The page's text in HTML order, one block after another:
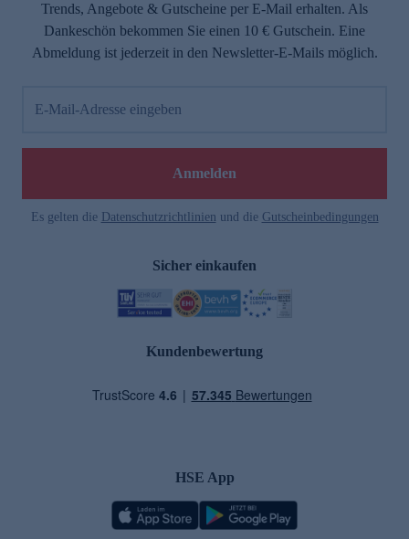
Trends, Angebote & Gutscheine per E-Mail erhalten. Als
Dankeschön bekommen Sie einen 10 € Gutschein. Eine
Abmeldung ist jederzeit in den Newsletter-E-Mails möglich.
E-Mail-Adresse eingeben
Anmelden
Es gelten die Datenschutzrichtlinien und die Gutscheinbedingungen
Sicher einkaufen
Kundenbewertung
HSE App